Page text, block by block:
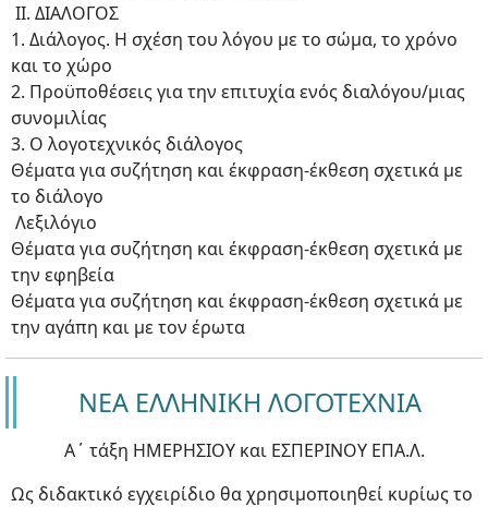
ΙΙ. ΔΙΑΛΟΓΟΣ
1. Διάλογος. Η σχέση του λόγου με το σώμα, το χρόνο
και το χώρο
2. Προϋποθέσεις για την επιτυχία ενός διαλόγου/μιας
συνομιλίας
3. Ο λογοτεχνικός διάλογος
Θέματα για συζήτηση και έκφραση-έκθεση σχετικά με
το διάλογο
Λεξιλόγιο
Θέματα για συζήτηση και έκφραση-έκθεση σχετικά με
την εφηβεία
Θέματα για συζήτηση και έκφραση-έκθεση σχετικά με
την αγάπη και με τον έρωτα
ΝΕΑ ΕΛΛΗΝΙΚΗ ΛΟΓΟΤΕΧΝΙΑ
Α΄ τάξη ΗΜΕΡΗΣΙΟΥ και ΕΣΠΕΡΙΝΟΥ ΕΠΑ.Λ.
Ως διδακτικό εγχειρίδιο θα χρησιμοποιηθεί κυρίως το